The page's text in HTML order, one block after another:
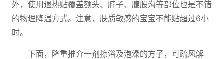
外，使用退热贴覆盖额头、脖子、腹股沟等部位也是不错
的物理降温方式。注意，肤质敏感的宝宝不能贴超过6小
时。
下面，隆重推介一剂擦浴及泡澡的方子，可疏风解